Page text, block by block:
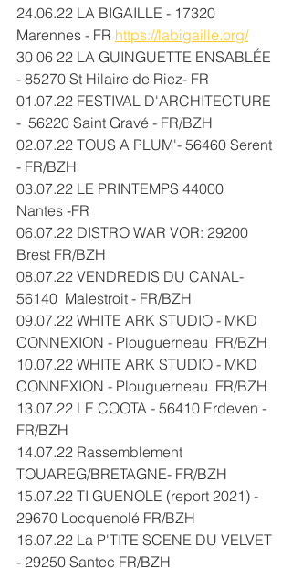
24.06.22 LA BIGAILLE - 17320
Marennes - FR https://labigaille.org/
30 06 22 LA GUINGUETTE ENSABLÉE
- 85270 St Hilaire de Riez- FR
01.07.22 FESTIVAL D'ARCHITECTURE
- 56220 Saint Gravé - FR/BZH
02.07.22 TOUS A PLUM'- 56460 Serent
- FR/BZH
03.07.22 LE PRINTEMPS 44000
Nantes -FR
06.07.22 DISTRO WAR VOR: 29200
Brest FR/BZH
08.07.22 VENDREDIS DU CANAL-
56140  Malestroit - FR/BZH
09.07.22 WHITE ARK STUDIO - MKD
CONNEXION - Plouguerneau  FR/BZH
10.07.22 WHITE ARK STUDIO - MKD
CONNEXION - Plouguerneau  FR/BZH
13.07.22 LE COOTA - 56410 Erdeven -
FR/BZH
14.07.22 Rassemblement
TOUAREG/BRETAGNE- FR/BZH
15.07.22 TI GUENOLE (report 2021) -
29670 Locquenolé FR/BZH
16.07.22 La P'TITE SCENE DU VELVET
- 29250 Santec FR/BZH